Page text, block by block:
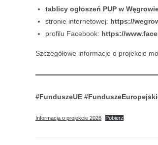
tablicy ogłoszeń PUP w
stronie internetowej: https://
profilu Facebook: https://
Szczegółowe informacje o projekcie
#FunduszeUE
Informacja o projekcie 2026 Pobierz